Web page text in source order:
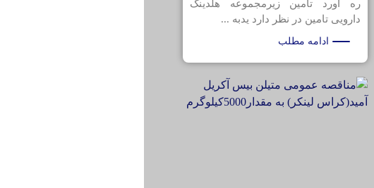
ره آورد تامین زیرمجموعه هلدینگ
دارویی تامین در نظر دارد یدبه ...
ادامه مطلب